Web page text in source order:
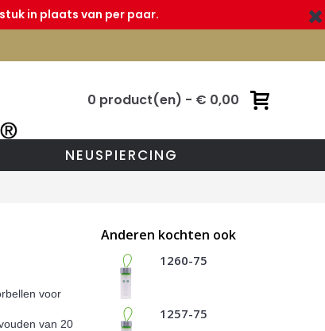
in plaats van per paar.
0 product(en) - € 0,00
NEUSPIERCING
Anderen kochten ook
1260-75
1257-75
voor
van 20